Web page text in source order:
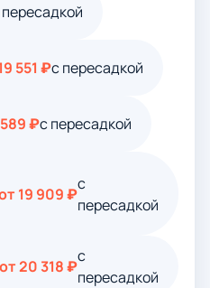
551 ₽с пересадкой
₽с пересадкой
19 909 ₽
с
пересадкой
от 20 318 ₽
с
пересадкой